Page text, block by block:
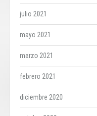
julio 2021
mayo 2021
marzo 2021
febrero 2021
diciembre 2020